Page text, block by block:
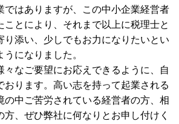
ではありますが、この中小企業経営者
ことにより、それまで以上に税理士と
り添い、少しでもお力になりたいとい
になりました。
々なご要望にお応えできるように、自
おります。高い志を持って起業される
の中ご苦労されている経営者の方、相
、ぜひ弊社に何なりとお申し付けく